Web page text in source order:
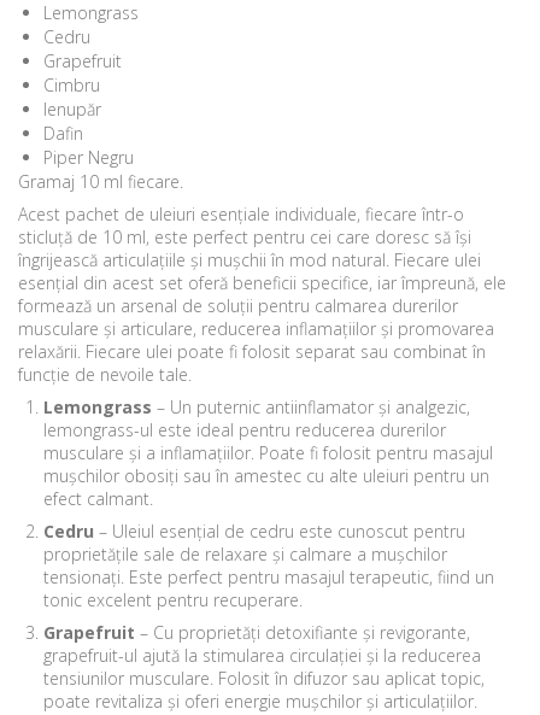
Lemongrass
Cedru
Grapefruit
Cimbru
Ienupăr
Dafin
Piper Negru
Gramaj 10 ml fiecare.
Acest pachet de uleiuri esențiale individuale, fiecare într-o
sticluță de 10 ml, este perfect pentru cei care doresc să își
îngrijească articulațiile și mușchii în mod natural. Fiecare ulei
esențial din acest set oferă beneficii specifice, iar împreună, ele
formează un arsenal de soluții pentru calmarea durerilor
musculare și articulare, reducerea inflamațiilor și promovarea
relaxării. Fiecare ulei poate fi folosit separat sau combinat în
funcție de nevoile tale.
Lemongrass – Un puternic antiinflamator și analgezic,
lemongrass-ul este ideal pentru reducerea durerilor
musculare și a inflamațiilor. Poate fi folosit pentru masajul
mușchilor obosiți sau în amestec cu alte uleiuri pentru un
efect calmant.
Cedru – Uleiul esențial de cedru este cunoscut pentru
proprietățile sale de relaxare și calmare a mușchilor
tensionați. Este perfect pentru masajul terapeutic, fiind un
tonic excelent pentru recuperare.
Grapefruit – Cu proprietăți detoxifiante și revigorante,
grapefruit-ul ajută la stimularea circulației și la reducerea
tensiunilor musculare. Folosit în difuzor sau aplicat topic,
poate revitaliza și oferi energie mușchilor și articulațiilor.